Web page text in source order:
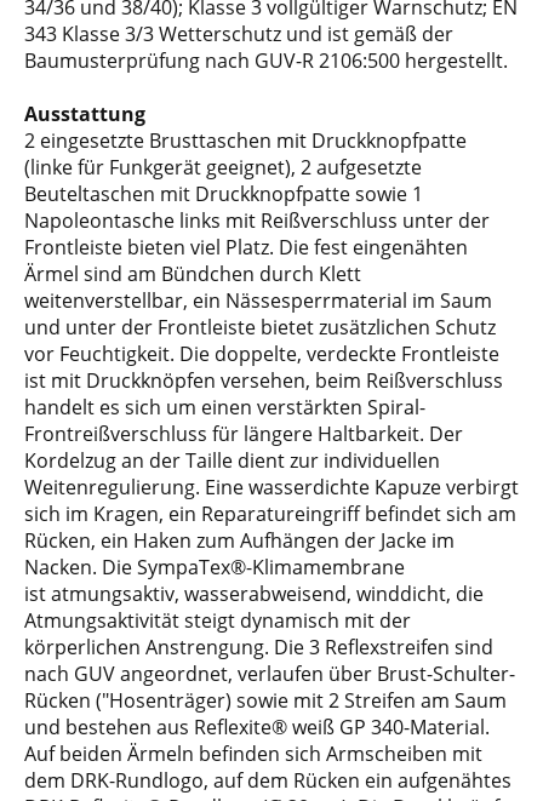
34/36 und 38/40); Klasse 3 vollgültiger Warnschutz; EN
343 Klasse 3/3 Wetterschutz und ist gemäß der
Baumusterprüfung nach GUV-R 2106:500 hergestellt.
Ausstattung
2 eingesetzte Brusttaschen mit Druckknopfpatte
(linke für Funkgerät geeignet), 2 aufgesetzte
Beuteltaschen mit Druckknopfpatte sowie 1
Napoleontasche links mit Reißverschluss unter der
Frontleiste bieten viel Platz. Die fest eingenähten
Ärmel sind am Bündchen durch Klett
weitenverstellbar, ein Nässesperrmaterial im Saum
und unter der Frontleiste bietet zusätzlichen Schutz
vor Feuchtigkeit. Die doppelte, verdeckte Frontleiste
ist mit Druckknöpfen versehen, beim Reißverschluss
handelt es sich um einen verstärkten Spiral-
Frontreißverschluss für längere Haltbarkeit. Der
Kordelzug an der Taille dient zur individuellen
Weitenregulierung. Eine wasserdichte Kapuze verbirgt
sich im Kragen, ein Reparatureingriff befindet sich am
Rücken, ein Haken zum Aufhängen der Jacke im
Nacken. Die SympaTex®-Klimamembrane
ist atmungsaktiv, wasserabweisend, winddicht, die
Atmungsaktivität steigt dynamisch mit der
körperlichen Anstrengung. Die 3 Reflexstreifen sind
nach GUV angeordnet, verlaufen über Brust-Schulter-
Rücken ("Hosenträger) sowie mit 2 Streifen am Saum
und bestehen aus Reflexite® weiß GP 340-Material.
Auf beiden Ärmeln befinden sich Armscheiben mit
dem DRK-Rundlogo, auf dem Rücken ein aufgenähtes